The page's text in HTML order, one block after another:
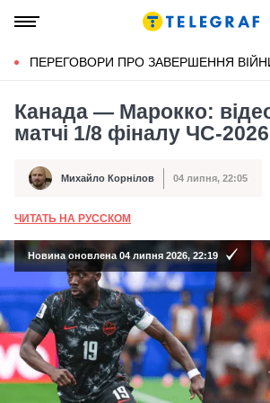
ПЕРЕГОВОРИ ПРО ЗАВЕРШЕННЯ ВІЙНИ
Канада — Марокко:
матчі 1/8 фіналу ЧС-2026
Автор Михайло Корнілов
Дата публікації 04 липня, 22:05
ЧИТАТЬ НА РУССКОМ
Новина оновлена 04 липня 2026, 22:19